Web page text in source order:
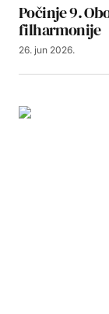
Počinje 9.
filharmonije
26. jun 2026.